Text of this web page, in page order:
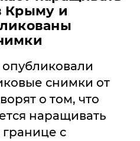
Крыму и
снимки от
о том, что
наращивать
с